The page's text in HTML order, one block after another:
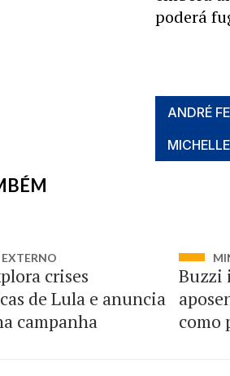
poderá
ANDRÉ
crises
de Lula e anuncia
campanha
Buzzi
como